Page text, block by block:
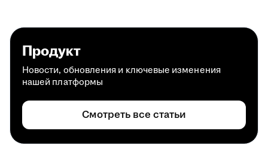
Продукт
Новости, обновления и ключевые изменения
нашей платформы
Смотреть все статьи